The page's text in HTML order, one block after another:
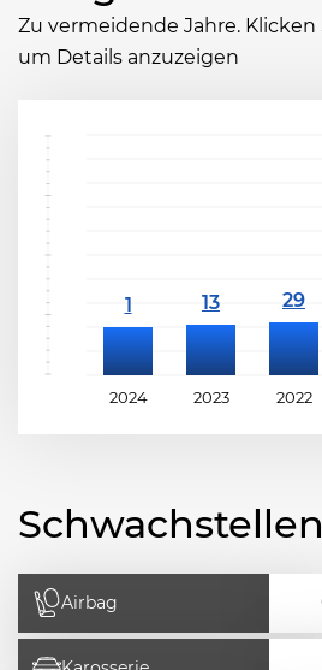
Zu vermeidende Jahre. Klicken
um Details anzuzeigen
2024 2023 2022
Schwachstellen
Airbag